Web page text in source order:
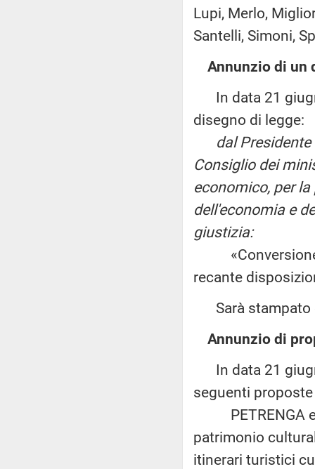
Lupi, Merlo,
Santelli, Simoni,
Annunzio di un
In data 21
disegno di legge:
dal
Consiglio dei
economico, per
dell'economia e
giustizia:
«Conversione
recante
Sarà stampato
Annunzio di
In data 21
seguenti
PETRENGA e
patrimonio
itinerari turistici